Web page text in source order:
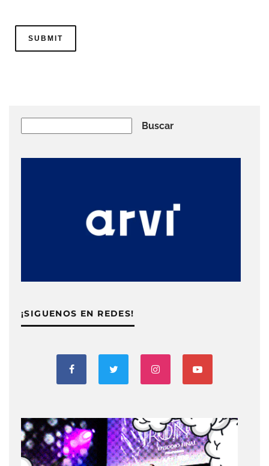
Buscar
¡SIGUENOS EN REDES!